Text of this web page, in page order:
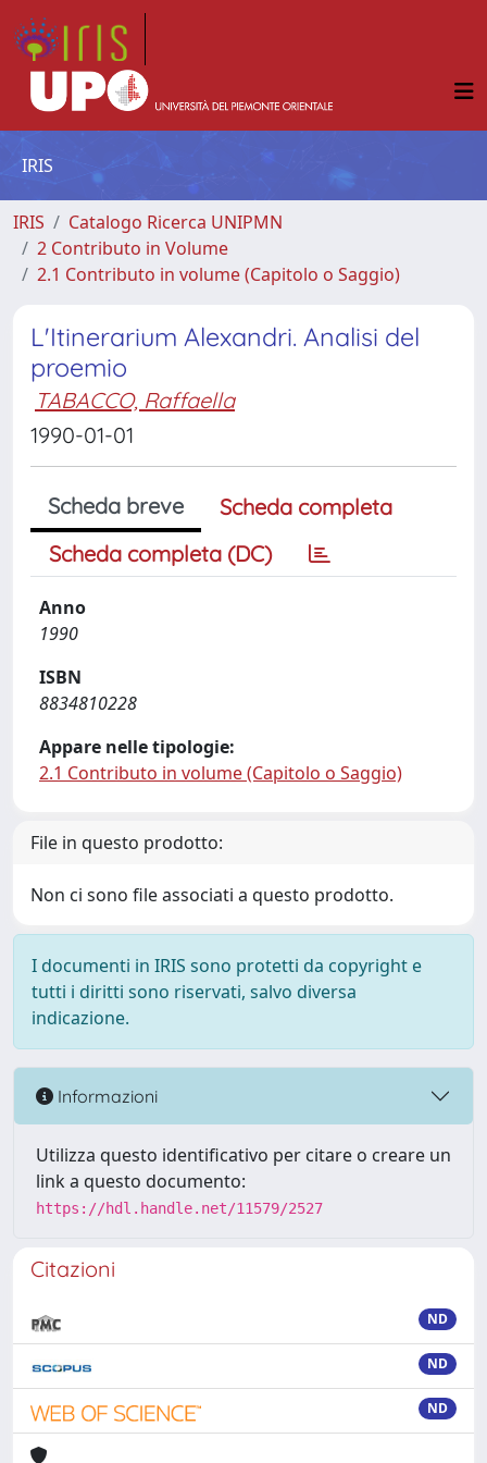
IRIS
IRIS
Catalogo Ricerca UNIPMN
2 Contributo in Volume
2.1 Contributo in volume (Capitolo o Saggio)
L'Itinerarium Alexandri. Analisi del
proemio
TABACCO, Raffaella
1990-01-01
Scheda breve
Scheda completa
Scheda completa (DC)
Anno
1990
ISBN
8834810228
Appare nelle tipologie:
2.1 Contributo in volume (Capitolo o Saggio)
File in questo prodotto:
Non ci sono file associati a questo prodotto.
I documenti in IRIS sono protetti da copyright e
tutti i diritti sono riservati, salvo diversa
indicazione.
Informazioni
Utilizza questo identificativo per citare o creare un
link a questo documento:
https://hdl.handle.net/11579/2527
Citazioni
ND
ND
ND